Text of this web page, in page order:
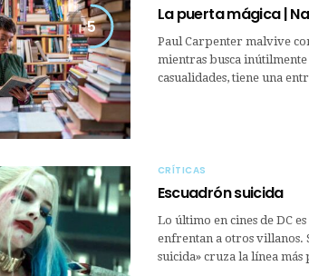
5
La puerta mágica |
Paul Carpenter malvive
mientras busca
casualidades, tiene una
CRÍTICAS
Escuadrón suicida
Lo último en cines de DC
enfrentan a otros villanos.
suicida» cruza la línea